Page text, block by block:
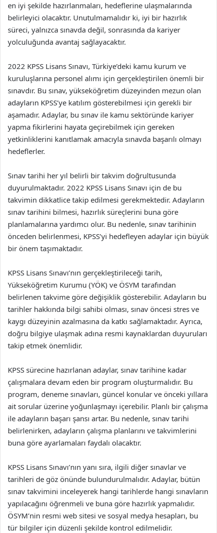
en iyi şekilde hazırlanmaları, hedeflerine ulaşmalarında
belirleyici olacaktır. Unutulmamalıdır ki, iyi bir hazırlık
süreci, yalnızca sınavda değil, sonrasında da kariyer
yolculuğunda avantaj sağlayacaktır.
2022 KPSS Lisans Sınavı, Türkiye’deki kamu kurum ve
kuruluşlarına personel alımı için gerçekleştirilen önemli bir
sınavdır. Bu sınav, yükseköğretim düzeyinden mezun olan
adayların KPSS’ye katılım gösterebilmesi için gerekli bir
aşamadır. Adaylar, bu sınav ile kamu sektöründe kariyer
yapma fikirlerini hayata geçirebilmek için gereken
yetkinliklerini kanıtlamak amacıyla sınavda başarılı olmayı
hedeflerler.
Sınav tarihi her yıl belirli bir takvim doğrultusunda
duyurulmaktadır. 2022 KPSS Lisans Sınavı için de bu
takvimin dikkatlice takip edilmesi gerekmektedir. Adayların
sınav tarihini bilmesi, hazırlık süreçlerini buna göre
planlamalarına yardımcı olur. Bu nedenle, sınav tarihinin
önceden belirlenmesi, KPSS’yi hedefleyen adaylar için büyük
bir önem taşımaktadır.
KPSS Lisans Sınavı’nın gerçekleştirileceği tarih,
Yükseköğretim Kurumu (YÖK) ve ÖSYM tarafından
belirlenen takvime göre değişiklik gösterebilir. Adayların bu
tarihler hakkında bilgi sahibi olması, sınav öncesi stres ve
kaygı düzeyinin azalmasına da katkı sağlamaktadır. Ayrıca,
doğru bilgiye ulaşmak adına resmi kaynaklardan duyuruları
takip etmek önemlidir.
KPSS sürecine hazırlanan adaylar, sınav tarihine kadar
çalışmalara devam eden bir program oluşturmalıdır. Bu
program, deneme sınavları, güncel konular ve önceki yıllara
ait sorular üzerine yoğunlaşmayı içerebilir. Planlı bir çalışma
ile adayların başarı şansı artar. Bu nedenle, sınav tarihi
belirlenirken, adayların çalışma planlarını ve takvimlerini
buna göre ayarlamaları faydalı olacaktır.
KPSS Lisans Sınavı’nın yanı sıra, ilgili diğer sınavlar ve
tarihleri de göz önünde bulundurulmalıdır. Adaylar, bütün
sınav takvimini inceleyerek hangi tarihlerde hangi sınavların
yapılacağını öğrenmeli ve buna göre hazırlık yapmalıdır.
ÖSYM’nin resmi web sitesi ve sosyal medya hesapları, bu
tür bilgiler için düzenli şekilde kontrol edilmelidir.